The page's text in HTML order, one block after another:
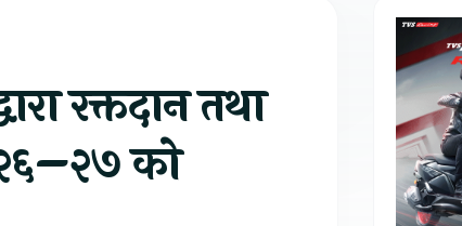
रक्तदान तथा
को